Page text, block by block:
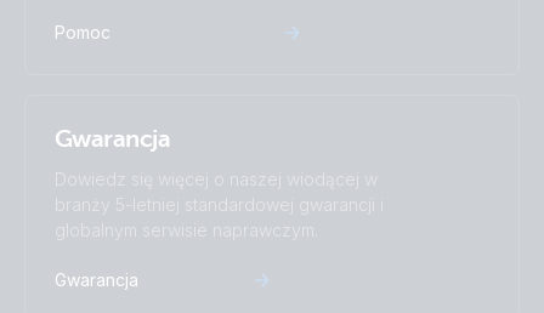
Pomoc
Gwarancja
Dowiedz się więcej o naszej wiodącej w
branży 5-letniej standardowej gwarancji i
globalnym serwisie naprawczym.
Gwarancja